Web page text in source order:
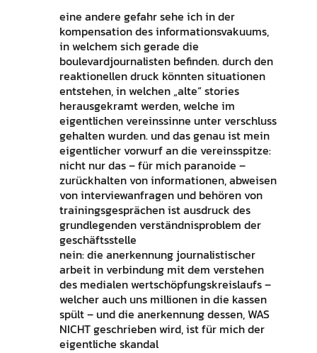
eine andere gefahr sehe ich in der
kompensation des informationsvakuums,
in welchem sich gerade die
boulevardjournalisten befinden. durch den
reaktionellen druck könnten situationen
entstehen, in welchen „alte“ stories
herausgekramt werden, welche im
eigentlichen vereinssinne unter verschluss
gehalten wurden. und das genau ist mein
eigentlicher vorwurf an die vereinsspitze:
nicht nur das – für mich paranoide –
zurückhalten von informationen, abweisen
von interviewanfragen und behören von
trainingsgesprächen ist ausdruck des
grundlegenden verständnisproblem der
geschäftsstelle
nein: die anerkennung journalistischer
arbeit in verbindung mit dem verstehen
des medialen wertschöpfungskreislaufs –
welcher auch uns millionen in die kassen
spült – und die anerkennung dessen, WAS
NICHT geschrieben wird, ist für mich der
eigentliche skandal